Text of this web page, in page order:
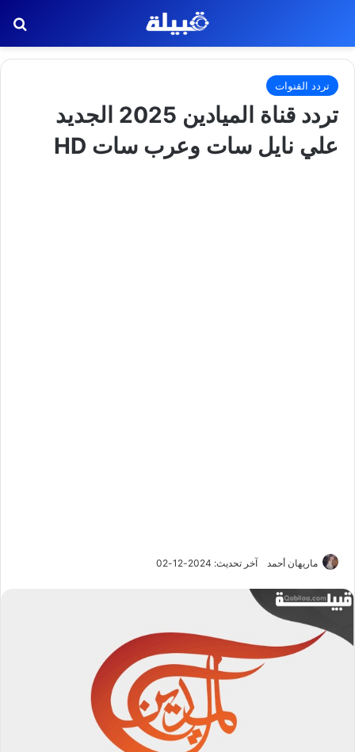
تردد القنوات
تردد قناة الميادين 2025 الجديد
علي نايل سات وعرب سات HD
ماريهان أحمد آخر تحديث: 2024-12-02